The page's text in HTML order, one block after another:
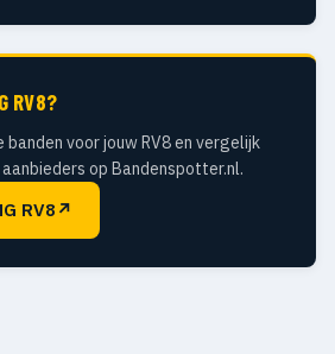
RV8?
voor jouw RV8 en vergelijk
op Bandenspotter.nl.
RV8 ↗